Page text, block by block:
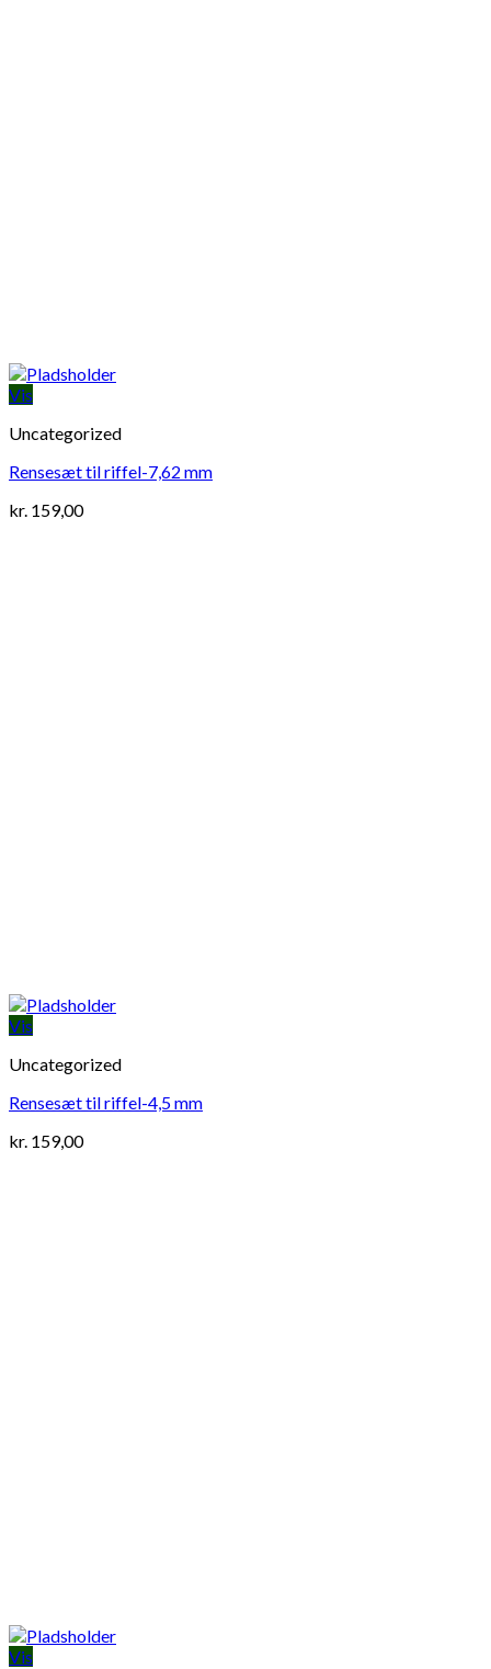
Vis
Uncategorized
Rensesæt til riffel-7,62 mm
kr. 159,00
Vis
Uncategorized
Rensesæt til riffel-4,5 mm
kr. 159,00
Vis